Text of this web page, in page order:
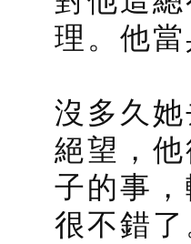
理。他
沒多久
絕望，
子的事
很不錯了